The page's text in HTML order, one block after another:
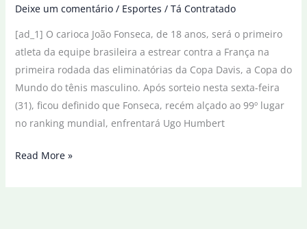
Deixe um comentário / Esportes / Tá Contratado
[ad_1] O carioca João Fonseca, de 18 anos, será o primeiro
atleta da equipe brasileira a estrear contra a França na
primeira rodada das eliminatórias da Copa Davis, a Copa do
Mundo do tênis masculino. Após sorteio nesta sexta-feira
(31), ficou definido que Fonseca, recém alçado ao 99º lugar
no ranking mundial, enfrentará Ugo Humbert
João
Read More »